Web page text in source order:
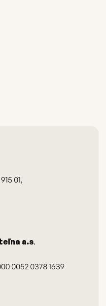
01,
a.s.
0052 0378 1639